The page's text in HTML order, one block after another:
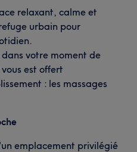
relaxant, calme et
urbain pour
votre moment de
est offert
: les massages
emplacement privilégié